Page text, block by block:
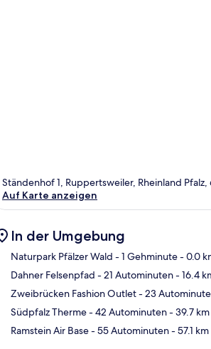
Ständenhof 1, Ruppertsweiler, Rheinland Pfalz,
Auf Karte anzeigen
In der Umgebung
Naturpark Pfälzer Wald - 1 Gehminute- 0.0
Dahner Felsenpfad - 21 Autominuten- 16.4
Zweibrücken Fashion Outlet- 23
Südpfalz Therme- 42 Autominuten- 39.7 km
Ramstein Air Base- 55 Autominuten- 57.1 km